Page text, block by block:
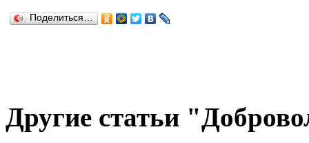
Поделиться…
Другие статьи